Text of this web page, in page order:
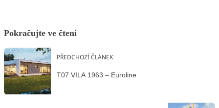
Pokračujte ve čtení
PŘEDCHOZÍ ČLÁNEK
T07 VILA 1963 – Euroline